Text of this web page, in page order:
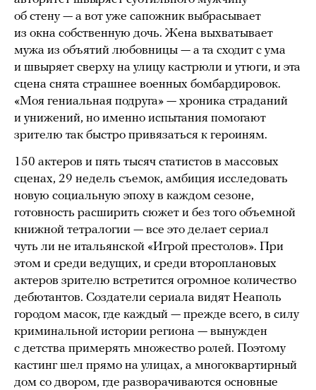
об стену — а вот уже сапожник выбрасывает
из окна собственную дочь. Жена выхватывает
мужа из объятий любовницы — а та сходит с ума
и швыряет сверху на улицу кастрюли и утюги, и эта
сцена снята страшнее военных бомбардировок.
«Моя гениальная подруга» — хроника страданий
и унижений, но именно испытания помогают
зрителю так быстро привязаться к героиням.
150 актеров и пять тысяч статистов в массовых
сценах, 29 недель съемок, амбиция исследовать
новую социальную эпоху в каждом сезоне,
готовность расширить сюжет и без того объемной
книжной тетралогии — все это делает сериал
чуть ли не итальянской «Игрой престолов». При
этом и среди ведущих, и среди второплановых
актеров зрителю встретится огромное количество
дебютантов. Создатели сериала видят Неаполь
городом масок, где каждый — прежде всего, в силу
криминальной истории региона — вынужден
с детства примерять множество ролей. Поэтому
кастинг шел прямо на улицах, а многоквартирный
дом со двором, где разворачиваются основные